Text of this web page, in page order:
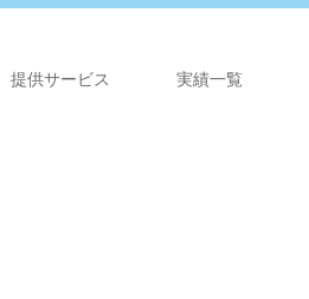
提供サービス 実績一覧